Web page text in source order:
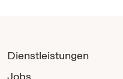
Dienstleistungen
Jobs